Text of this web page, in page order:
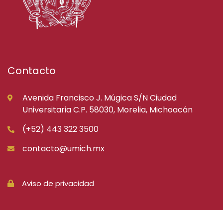
Contacto
Avenida Francisco J. Múgica S/N Ciudad
Universitaria C.P. 58030, Morelia, Michoacán
(+52) 443 322 3500
contacto@umich.mx
Aviso de privacidad